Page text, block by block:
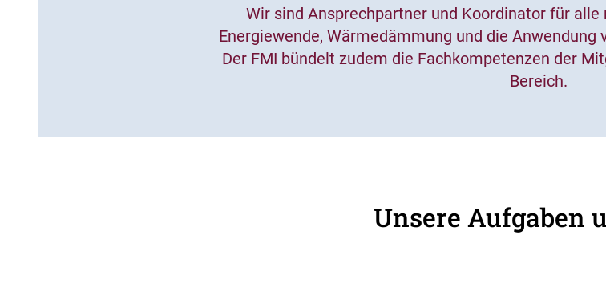
Wir sind Ansprechpartner und Koordinator für
Energiewende, Wärmedämmung und die
Der FMI bündelt zudem die Fachkompetenzen der
Bereich.
Unsere Aufgaben